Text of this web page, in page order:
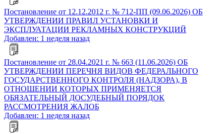
Постановление от 12.12.2012 г. № 712-ПП (09.06.2026) ОБ
УТВЕРЖДЕНИИ ПРАВИЛ УСТАНОВКИ И
ЭКСПЛУАТАЦИИ РЕКЛАМНЫХ КОНСТРУКЦИЙ
Добавлен: 1 неделя назад
Постановление от 28.04.2021 г. № 663 (11.06.2026) ОБ
УТВЕРЖДЕНИИ ПЕРЕЧНЯ ВИДОВ ФЕДЕРАЛЬНОГО
ГОСУДАРСТВЕННОГО КОНТРОЛЯ (НАДЗОРА), В
ОТНОШЕНИИ КОТОРЫХ ПРИМЕНЯЕТСЯ
ОБЯЗАТЕЛЬНЫЙ ДОСУДЕБНЫЙ ПОРЯДОК
РАССМОТРЕНИЯ ЖАЛОБ
Добавлен: 1 неделя назад